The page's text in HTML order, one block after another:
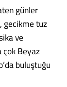
günler
gecikme tuz
ve
çok Beyaz
buluştuğu